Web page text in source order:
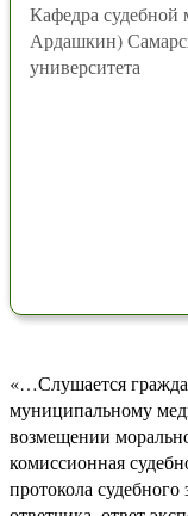
Кафедра
Ардашкин)
университета
«…Слушается
муниципальному
возмещении
комиссионная
протокола